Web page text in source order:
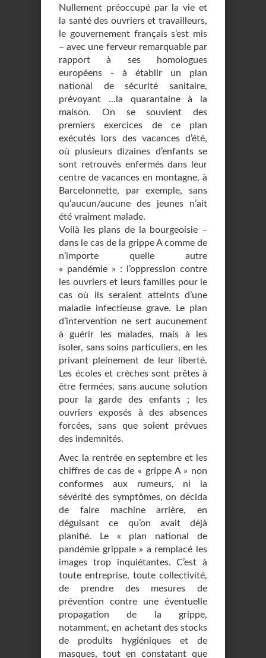
Nullement préoccupé par la vie et
la santé des ouvriers et travailleurs,
le gouvernement français s’est mis
– avec une ferveur remarquable par
rapport à ses homologues
européens - à établir un plan
national de sécurité sanitaire,
prévoyant ...la quarantaine à la
maison. On se souvient des
premiers exercices de ce plan
exécutés lors des vacances d’été,
où plusieurs dizaines d’enfants se
sont retrouvés enfermés dans leur
centre de vacances en montagne, à
Barcelonnette, par exemple, sans
qu’aucun/aucune des jeunes n’ait
été vraiment malade.
Voilà les plans de la bourgeoisie –
dans le cas de la grippe A comme de
n’importe quelle autre
« pandémie » : l’oppression contre
les ouvriers et leurs familles pour le
cas où ils seraient atteints d’une
maladie infectieuse grave. Le plan
d’intervention ne sert aucunement
à guérir les malades, mais à les
isoler, sans soins particuliers, en les
privant pleinement de leur liberté.
Les écoles et crèches sont prêtes à
être fermées, sans aucune solution
pour la garde des enfants ; les
ouvriers exposés à des absences
forcées, sans que soient prévues
des indemnités.
Avec la rentrée en septembre et les
chiffres de cas de « grippe A » non
conformes aux rumeurs, ni la
sévérité des symptômes, on décida
de faire machine arrière, en
déguisant ce qu’on avait déjà
planifié. Le « plan national de
pandémie grippale » a remplacé les
images trop inquiétantes. C’est à
toute entreprise, toute collectivité,
de prendre des mesures de
prévention contre une éventuelle
propagation de la grippe,
notamment, en achetant des stocks
de produits hygiéniques et de
masques, tout en constatant que